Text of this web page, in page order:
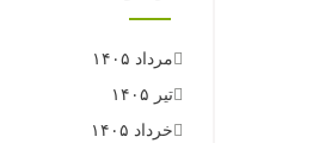
مرداد ۱۴۰۵
تیر ۱۴۰۵
خرداد ۱۴۰۵